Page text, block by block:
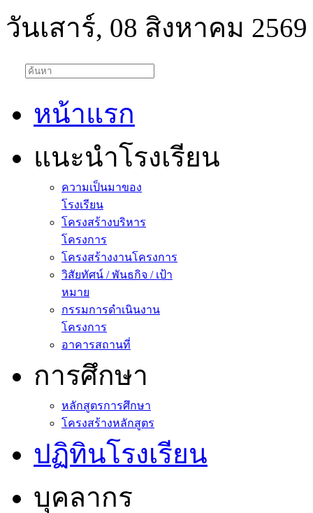
วันเสาร์, 08 สิงหาคม 2569
หน้าแรก
แนะนำโรงเรียน
ความเป็นมาของ
โรงเรียน
โครงสร้างบริหาร
โครงการ
โครงสร้างงานโครงการ
วิสัยทัศน์ / พันธกิจ / เป้า
หมาย
กรรมการดำเนินงาน
โครงการ
อาคารสถานที่
การศึกษา
หลักสูตรการศึกษา
โครงสร้างหลักสูตร
ปฏิทินโรงเรียน
บุคลากร